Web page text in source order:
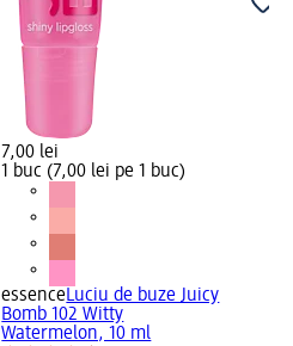
7,00 lei
1 buc (7,00 lei pe 1 buc)
essenceLuciu de buze Juicy
Bomb 102 Witty
Watermelon, 10 ml